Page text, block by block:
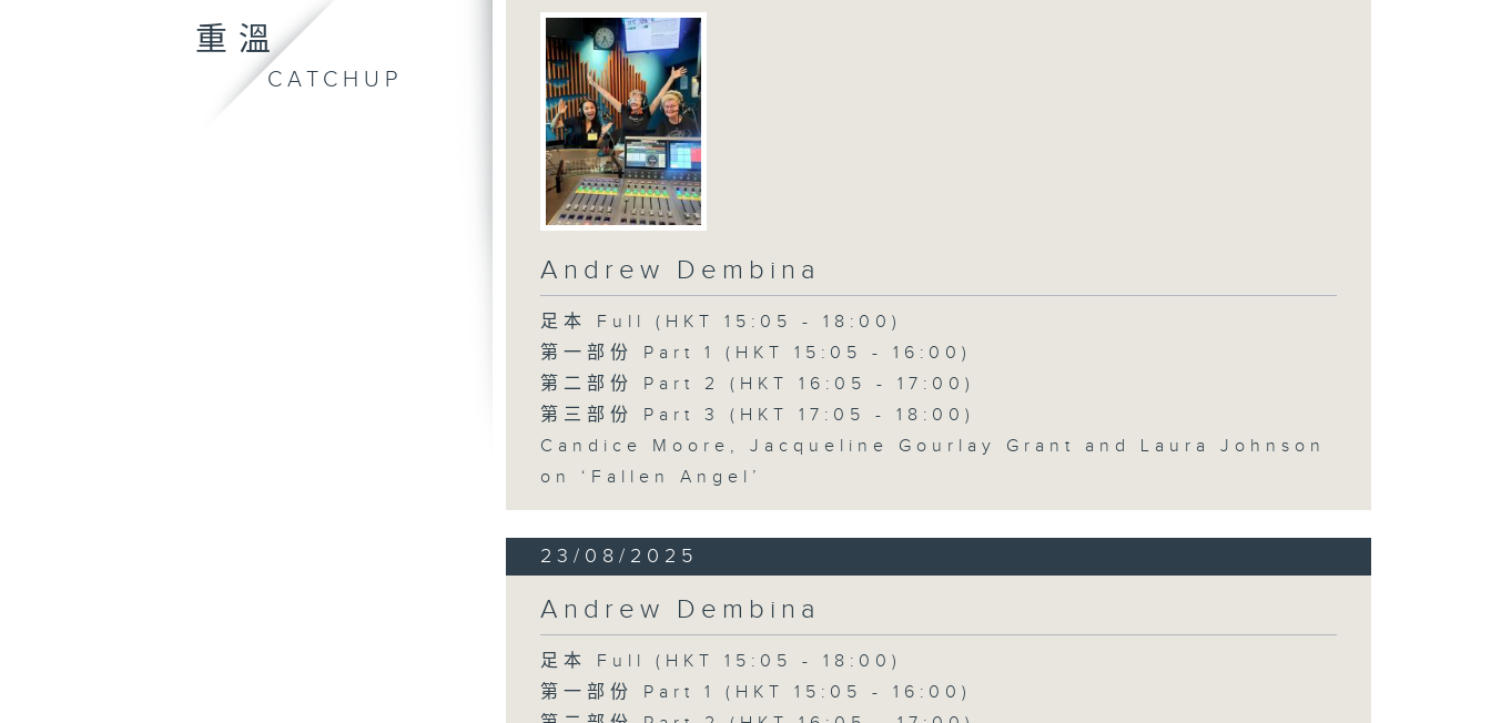
重溫
CATCHUP
Andrew Dembina
足本 Full (HKT 15:05 - 18:00)
第一部份 Part 1 (HKT 15:05 - 16:00)
第二部份 Part 2 (HKT 16:05 - 17:00)
第三部份 Part 3 (HKT 17:05 - 18:00)
Candice Moore, Jacqueline Gourlay Grant and Laura Johnson
on ‘Fallen Angel’
23/08/2025
Andrew Dembina
足本 Full (HKT 15:05 - 18:00)
第一部份 Part 1 (HKT 15:05 - 16:00)